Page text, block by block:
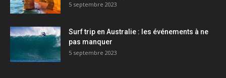
5 septembre 2023
Surf trip en Australie : les événements à ne
pas manquer
5 septembre 2023